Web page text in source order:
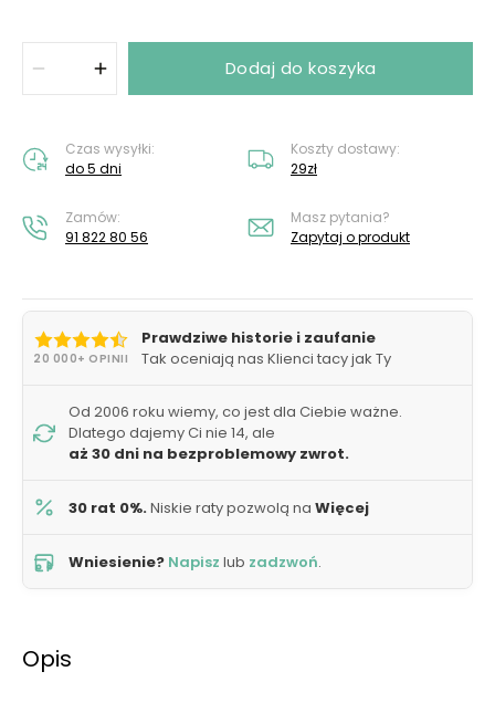
Dodaj do koszyka
Czas wysyłki:
do 5 dni
Koszty dostawy:
29zł
Zamów:
91 822 80 56
Masz pytania?
Zapytaj o produkt
20 000+ OPINII
Prawdziwe historie i zaufanie
Tak oceniają nas Klienci tacy jak Ty
Od 2006 roku wiemy, co jest dla Ciebie ważne.
Dlatego dajemy Ci nie 14, ale
aż 30 dni na bezproblemowy zwrot.
30 rat 0%.Niskie raty pozwolą na Więcej
Wniesienie? Napisz lub zadzwoń.
Opis